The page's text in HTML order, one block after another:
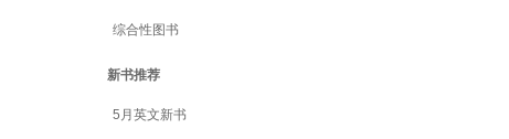
综合性图书
新书推荐
5月英文新书